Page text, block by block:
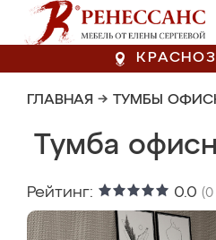
ГЛАВНАЯ → ТУМБЫ
Тумба
Рейтинг: 0.0 (0